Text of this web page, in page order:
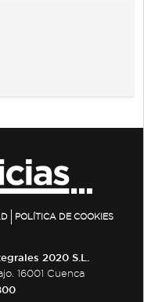
POLÍTICA DE COOKIES
2020 S.L.
16001 Cuenca